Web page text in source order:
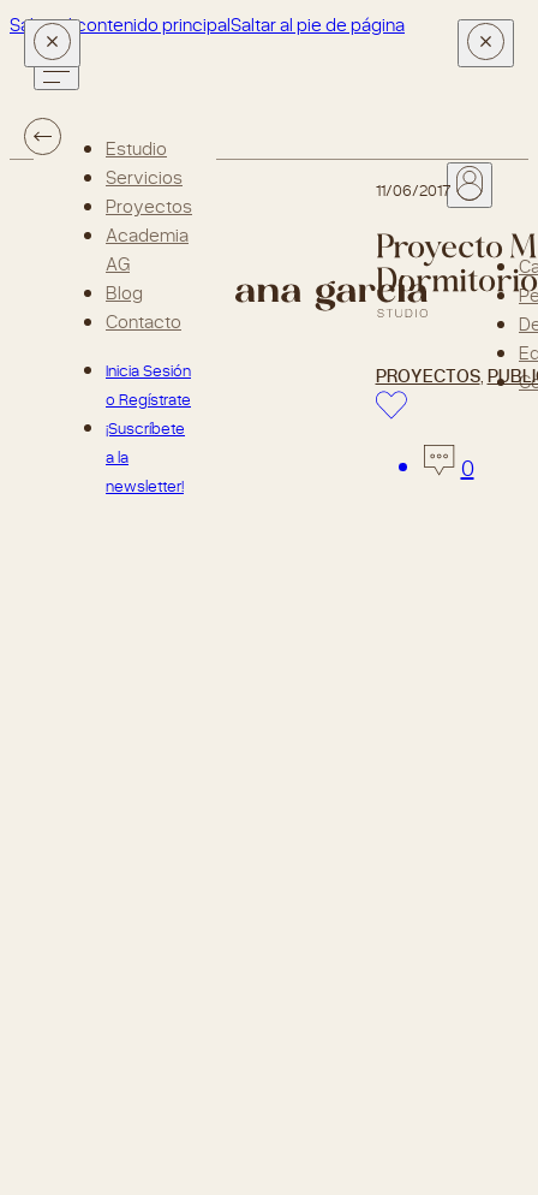
Saltar al contenido principalSaltar al pie de página
Estudio
Servicios
Proyectos
Academia
AG
Blog
Contacto
Inicia Sesión
o Regístrate
¡Suscríbete
a la
newsletter!
11/06/2017
Proyecto
Dormitorio
PROYECTOS,
0